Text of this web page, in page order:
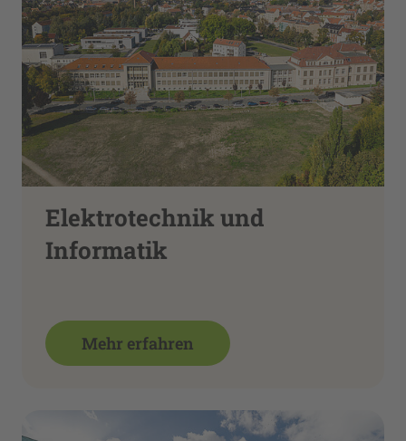
Elektrotechnik und
Informatik
Mehr erfahren